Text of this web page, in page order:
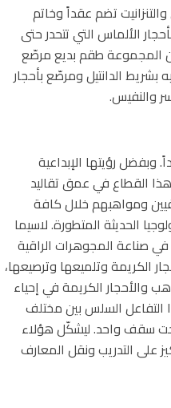
تضم عقداً وخاتم
الألماس التي تتحدر حتى
المجموعة طقم بديع مرصّع
بشريط الدانتيل ومرصّع بأحجار
والنفيس.
رؤيتها الإبداعية
القطاع في عمق تقاليد
ومواهبهم خلال كافة
الحديثة المتطورة. لاسيما
صناعة المجوهرات الراقية
الكريمة وتلميعها وترصيعها،
الكريمة في إحياء
السلس بين مختلف
على جمع أكثر من 30 حرفة مختلفة تحت سقف واحد. ليشكّل هؤلاء
على التدريب ونقل المعارف